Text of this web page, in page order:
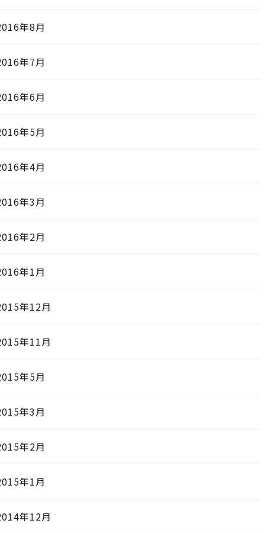
年8月
年7月
年6月
年5月
年4月
年3月
年2月
年1月
年12月
年11月
年5月
年3月
年2月
年1月
年12月